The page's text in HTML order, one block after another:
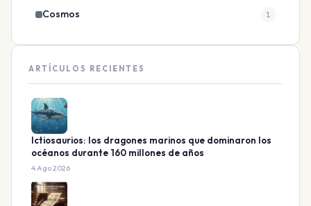
Cosmos 1
ARTÍCULOS RECIENTES
Ictiosaurios: los dragones marinos que dominaron los
océanos durante 160 millones de años
4 Ago 2026